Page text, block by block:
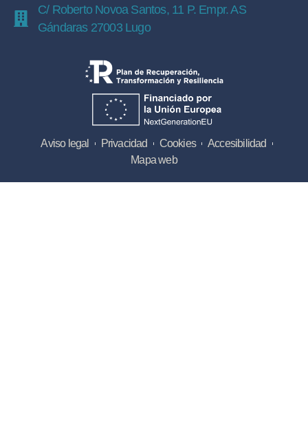
C/ Roberto Novoa Santos, 11 P. Empr. AS
Gándaras 27003 Lugo
Aviso legal Privacidad Cookies
Accesibilidad
Mapa web